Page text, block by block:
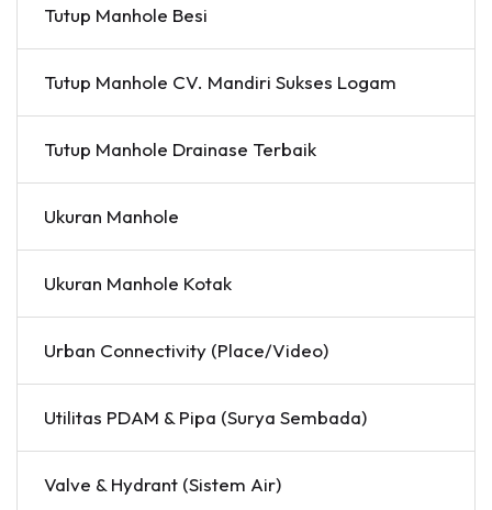
Tutup Manhole Besi
Tutup Manhole CV. Mandiri Sukses Logam
Tutup Manhole Drainase Terbaik
Ukuran Manhole
Ukuran Manhole Kotak
Urban Connectivity (Place/Video)
Utilitas PDAM & Pipa (Surya Sembada)
Valve & Hydrant (Sistem Air)